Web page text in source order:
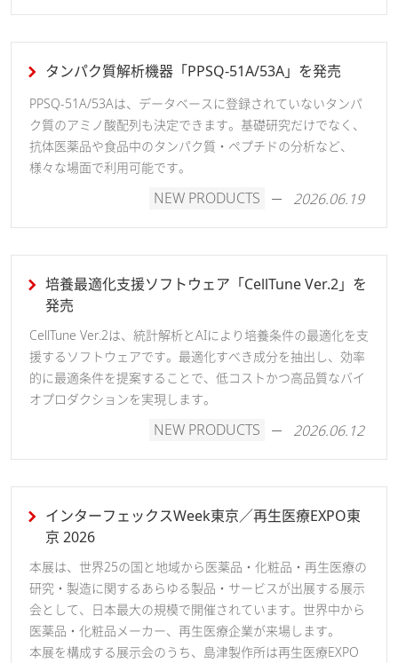
タンパク質解析機器「PPSQ-51A/53A」を発売
PPSQ-51A/53Aは、データベースに登録されていないタンパ
ク質のアミノ酸配列も決定できます。基礎研究だけでなく、
抗体医薬品や食品中のタンパク質・ペプチドの分析など、
様々な場面で利用可能です。
NEW PRODUCTS 2026.06.19
培養最適化支援ソフトウェア「CellTune Ver.2」を
発売
CellTune Ver.2は、統計解析とAIにより培養条件の最適化を支
援するソフトウェアです。最適化すべき成分を抽出し、効率
的に最適条件を提案することで、低コストかつ高品質なバイ
オプロダクションを実現します。
NEW PRODUCTS 2026.06.12
インターフェックスWeek東京／再生医療EXPO東
京 2026
本展は、世界25の国と地域から医薬品・化粧品・再生医療の
研究・製造に関するあらゆる製品・サービスが出展する展示
会として、日本最大の規模で開催されています。世界中から
医薬品・化粧品メーカー、再生医療企業が来場します。
本展を構成する展示会のうち、島津製作所は再生医療EXPO